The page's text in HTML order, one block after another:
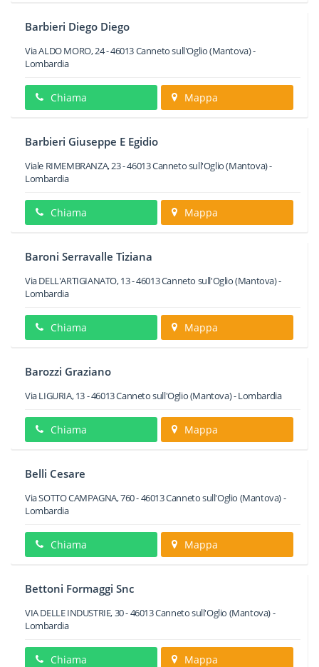
Barbieri Diego Diego
Via ALDO MORO, 24-46013Canneto sull'Oglio(Mantova) -
Lombardia
Chiama Mappa
Barbieri Giuseppe E Egidio
Viale RIMEMBRANZA, 23-46013Canneto sull'Oglio(Mantova) -
Lombardia
Chiama Mappa
Baroni Serravalle Tiziana
Via DELL'ARTIGIANATO, 13-46013Canneto sull'Oglio(Mantova) -
Lombardia
Chiama Mappa
Barozzi Graziano
Via LIGURIA, 13-46013Canneto sull'Oglio(Mantova) -Lombardia
Chiama Mappa
Belli Cesare
Via SOTTO CAMPAGNA, 760-46013Canneto sull'Oglio (Mantova) -
Lombardia
Chiama Mappa
Bettoni Formaggi Snc
VIA DELLE INDUSTRIE, 30-46013Canneto sull'Oglio (Mantova) -
Lombardia
Chiama Mappa